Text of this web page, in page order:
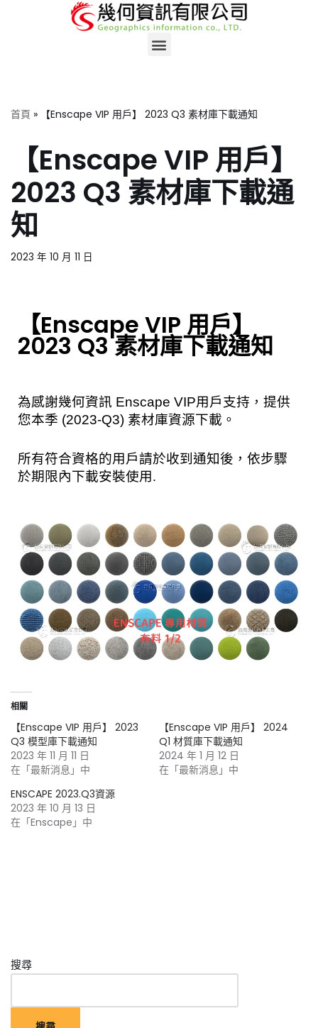
首頁 » 【Enscape VIP 用戶】 2023 Q3 素材庫下載通知
【Enscape VIP 用戶】
2023 Q3 素材庫下載通
知
2023 年 10 月 11 日
【Enscape VIP 用戶】
2023 Q3 素材庫下載通知
為感謝幾何資訊 Enscape VIP用戶支持，提供
您本季 (2023-Q3) 素材庫資源下載。
所有符合資格的用戶請於收到通知後，依步驟
於期限內下載安裝使用.
相關
【Enscape VIP 用戶】 2023
Q3 模型庫下載通知
2023 年 11 月 11 日
在「最新消息」中
【Enscape VIP 用戶】 2024
Q1 材質庫下載通知
2024 年 1 月 12 日
在「最新消息」中
ENSCAPE 2023.Q3資源
2023 年 10 月 13 日
在「Enscape」中
搜尋